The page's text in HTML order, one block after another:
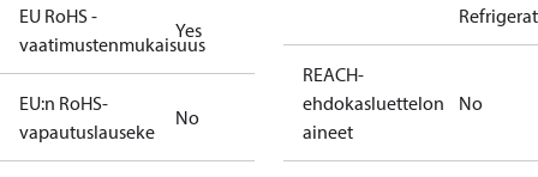
EU RoHS -
vaatimustenmukaisuus
Yes
EU:n RoHS-
vapautuslauseke
No
REACH-
ehdokasluettelon
aineet
No